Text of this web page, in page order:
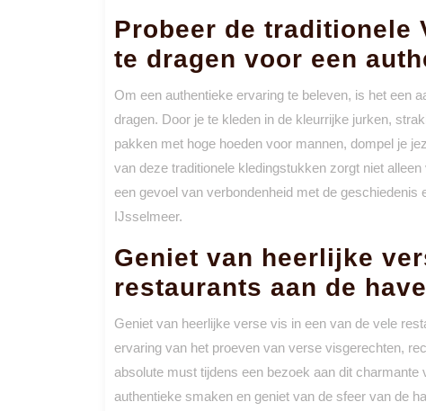
Probeer de traditionele
te dragen voor een
Om een authentieke ervaring te beleven, is het een
dragen. Door je te kleden in de kleurrijke jurken,
pakken met hoge hoeden voor mannen, dompel je
van deze traditionele kledingstukken zorgt niet
een gevoel van verbondenheid met de
IJsselmeer.
Geniet van heerlijke
restaurants aan de
Geniet van heerlijke verse vis in een van de vele
ervaring van het proeven van verse visgerechten,
absolute must tijdens een bezoek aan dit
authentieke smaken en geniet van de sfeer van de